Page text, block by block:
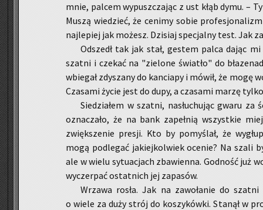
mnie, pal­cem wy­pusz­cza­jąc z ust kłąb dymu. –
Muszą wie­dzieć, że ce­ni­my sobie
naj­le­piej jak mo­żesz. Dzi­siaj spe­cjal­ny test. Jak
Od­szedł tak jak stał, ge­stem palca dając
szat­ni i cze­kać na "zie­lo­ne świa­tło" do
wbie­gał zdy­sza­ny do kan­cia­py i mówił, że mogę
Cza­sa­mi życie jest do dupy, a cza­sa­mi marzę
Sie­dzia­łem w szat­ni, na­słu­chu­jąc gwaru za
ozna­cza­ło, że na bank za­peł­nią wszyst­kie
zwięk­sze­nie pre­sji. Kto by po­my­ślał, że
mogą pod­le­gać ja­kiej­kol­wiek oce­nie? Na szali
ale w wielu sy­tu­acjach zba­wien­na. God­ność już
wy­czer­pać ostat­nich jej za­pa­sów.
Wrza­wa rosła. Jak na za­wo­ła­nie do
o wiele za duży strój do ko­szy­ków­ki. Sta­nął w